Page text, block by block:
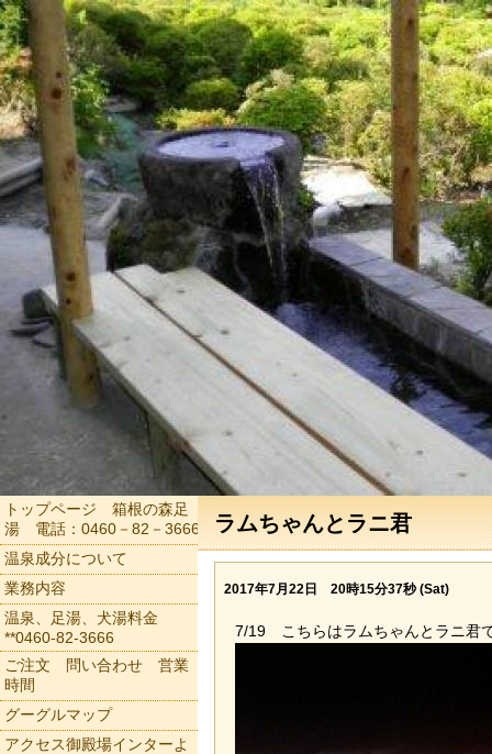
ラムちゃんとラニ君
2017年7月22日 20時15分37秒 (Sat)
7/19 こちらはラムちゃんとラニ君
トップページ 箱根の森足
湯 電話：0460－82－3666
温泉成分について
業務内容
温泉、足湯、犬湯料金
**0460-82-3666
ご注文 問い合わせ 営業
時間
グーグルマップ
アクセス御殿場インターよ